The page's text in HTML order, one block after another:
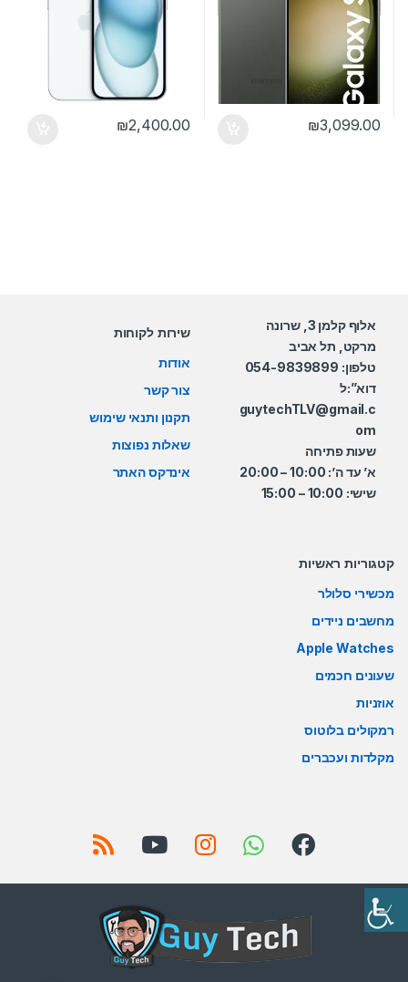
₪3,099.00
₪2,400.00
אלוף קלמן 3, שרונה
מרקט, תל אביב
טלפון: 054-9839899
דוא”:ל
guytechTLV@gmail.c
om
שעות פתיחה
א’ עד ה’: 10:00 – 20:00
שישי: 10:00 – 15:00
שירות לקוחות
אודות
צור קשר
תקנון ותנאי שימוש
שאלות נפוצות
אינדקס האתר
קטגוריות ראשיות
מכשירי סלולר
מחשבים ניידים
Apple Watches
שעונים חכמים
אוזניות
רמקולים בלוטוס
מקלדות ועכברים